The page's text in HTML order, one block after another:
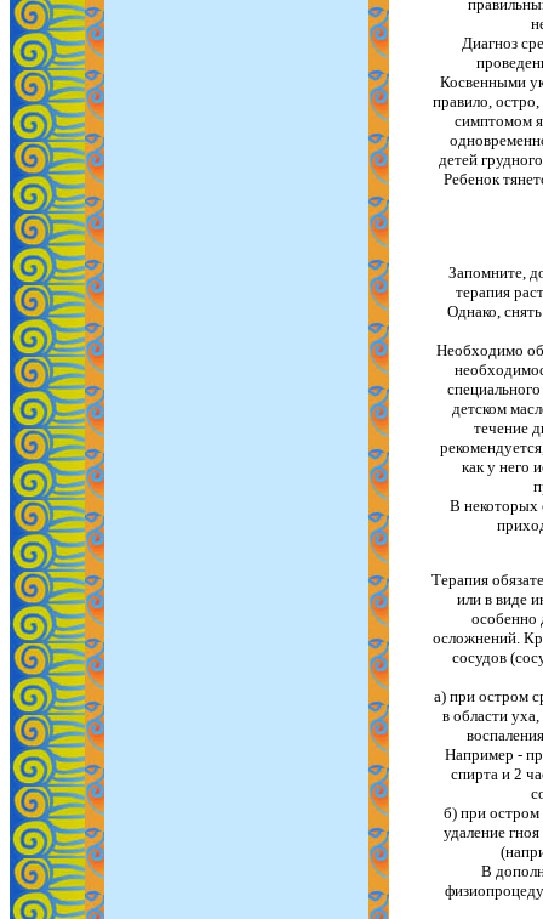
Диагноз
Косвенными
правило,
симптомом
детей
Ребенок
Запомните,
терапия
Однако,
Необходимо
детском
течение
как у него
В некоторых
Терапия
или в виде
особенно
осложнений.
сосудов
а) при остром
в области
Например -
спирта и 2
б) при остром
удаление
В